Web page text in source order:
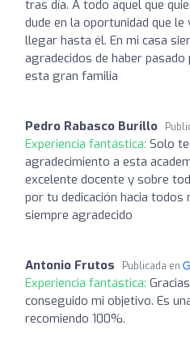
tras día. A todo aquel que
dude en la oportunidad que le
llegar hasta él. En mi casa
agradecidos de haber
esta gran familia
Pedro Rabasco Burillo
Experiencia fantástica: Solo
agradecimiento a esta
excelente docente y sobre
por tu dedicación hacia
siempre agradecido
Antonio Frutos Publicada en
Experiencia fantástica:
conseguido mi objetivo. Es
recomiendo 100%.